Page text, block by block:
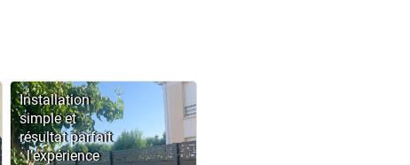
Installation
simple et
résultat parfait
: l’expérience